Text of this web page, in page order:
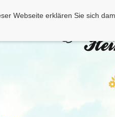
Webseite erklären Sie sich